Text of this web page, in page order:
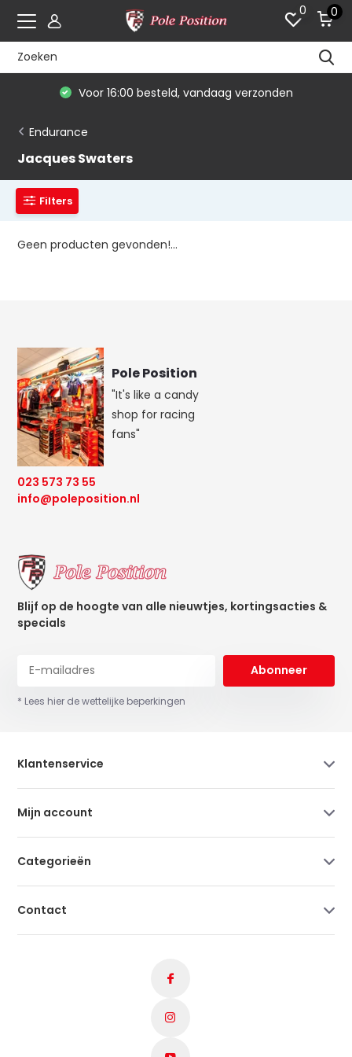
0 0
Voor 16:00 besteld, vandaag verzonden
Endurance
Jacques Swaters
Filters
Geen producten gevonden!...
Pole Position
"It's like a candy
shop for racing
fans"
023 573 73 55
info@poleposition.nl
Blijf op de hoogte van alle nieuwtjes, kortingsacties &
specials
Abonneer
* Lees hier de wettelijke beperkingen
Klantenservice
Mijn account
Categorieën
Contact